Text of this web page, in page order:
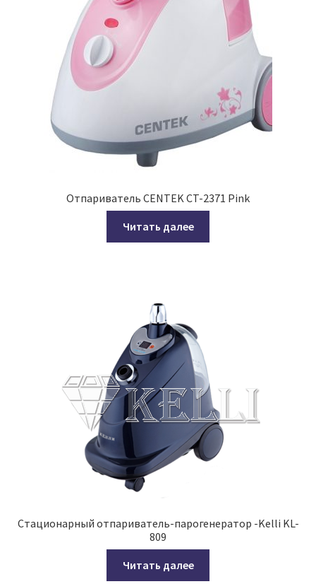
Отпариватель CENTEK CT-2371 Pink
Читать далее
Стационарный отпариватель-парогенератор -Kelli KL-
809
Читать далее